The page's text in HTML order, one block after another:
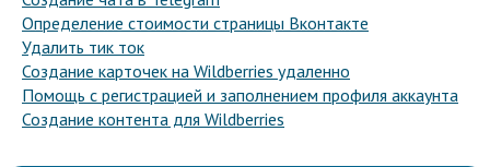
Определение стоимости страницы Вконтакте
Удалить тик ток
Создание карточек на Wildberries удаленно
Помощь с регистрацией и заполнением профиля аккаунта
Создание контента для Wildberries